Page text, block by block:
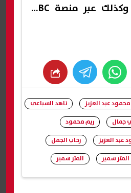
قناة MBC مصر وكذلك عبر منصة MBC
whats
محمود عبد العزيز
ناهد السباعي
جمال
ريم محمود
عبد العزيز
رحاب الجمل
سمير
المتر سمير